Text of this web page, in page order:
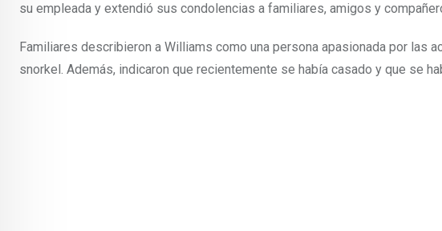
su empleada y extendió sus condolencias a familiares, amigos y
Familiares describieron a Williams como una persona apasionada por las
snorkel. Además, indicaron que recientemente se había casado y que se